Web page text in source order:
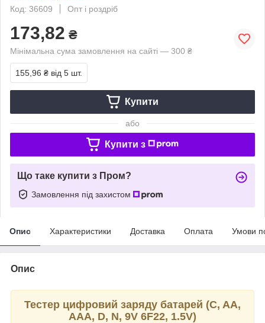
Код: 36609
Опт і роздріб
173,82 ₴
Мінімальна сума замовлення на сайті — 300 ₴
155,96 ₴ від 5 шт.
Купити
або
Купити з
Що таке купити з Пром?
Замовлення під захистом
Опис Характеристики Доставка Оплата Умови
Опис
Тестер цифровий заряду батарей (C, AA,
AAA, D, N, 9V 6F22, 1.5V)